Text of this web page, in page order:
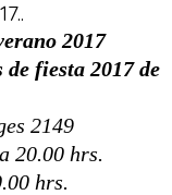
2017
fiesta 2017 de
2149
20.00 hrs.
hrs.